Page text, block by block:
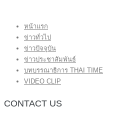
หน้าแรก
ข่าวทั่วไป
ข่าวปัจจุบัน
ข่าวประชาสัมพันธ์
บทบรรณาธิการ THAI TIME
VIDEO CLIP
CONTACT US